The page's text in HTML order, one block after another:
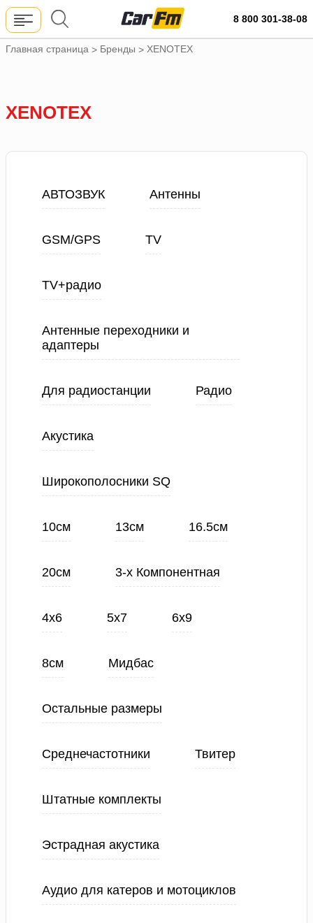
8 800 301-38-08
Главная страница > Бренды > XENOTEX
XENOTEX
АВТОЗВУК Антенны
GSM/GPS TV
TV+радио
Антенные переходники и
адаптеры
Для радиостанции Радио
Акустика
Широкополосники SQ
10см 13см 16.5см
20см 3-х Компонентная
4х6 5х7 6х9
8см Мидбас
Остальные размеры
Среднечастотники Твитер
Штатные комплекты
Эстрадная акустика
Аудио для катеров и мотоциклов